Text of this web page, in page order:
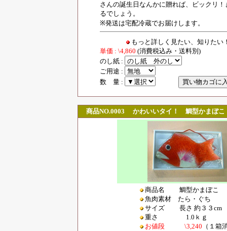
さんの誕生日なんかに贈れば、ビックリ
るでしょう。
※発送は宅配冷蔵でお届けします。
もっと詳しく見たい、知りた
単価 : \4,860 (消費税込み・送料別)
のし紙 :
ご用途 :
数 量 :
商品NO.0003 かわいいタイ！ 鯛型かまぼ
商品名 鯛型かまぼこ
魚肉素材 たら・ぐち
サイズ
長さ 約３３cm
重さ
1.0ｋｇ
お値段 \3,240 （１箱